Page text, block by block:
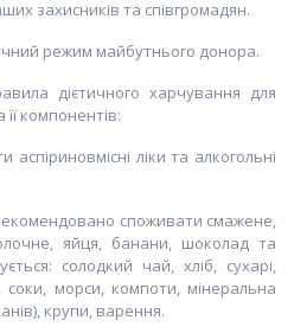
захисників та співгромадян.
режим майбутнього донора.
дієтичного харчування для
компонентів:
ліки та алкогольні
споживати смажене,
яйця, банани, шоколад та
солодкий чай, хліб, сухарі,
соки, морси, компоти, мінеральна
крупи, варення.